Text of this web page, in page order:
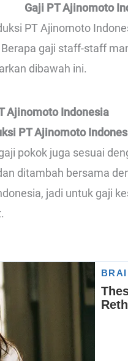
Gaji PT Ajinomoto
PT Ajinomoto
gaji staff-staff
dibawah ini.
Ajinomoto Indonesia
PT Ajinomoto
pokok juga sesuai
ditambah bersama
jadi untuk gaji